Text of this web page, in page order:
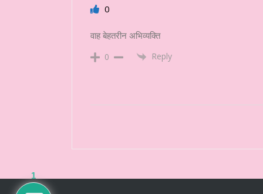
0
वाह बेहतरीन अभिव्यक्ति
0 Reply
1